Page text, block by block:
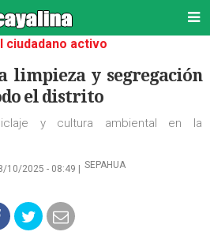
ciudadano activo
limpieza y segregación
el distrito
y cultura ambiental en la
10/2025 - 08:49 |
SEPAHUA